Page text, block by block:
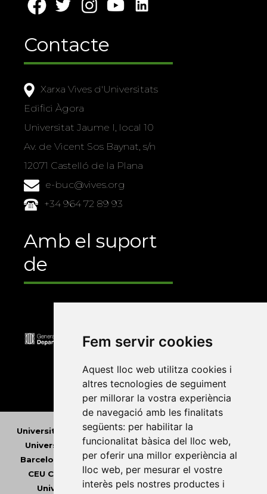
Fem servir cookies
Aquest lloc web utilitza cookies i
altres tecnologies de seguiment
per millorar la vostra experiència
de navegació amb les finalitats
següents: per habilitar la
funcionalitat bàsica del lloc web,
per oferir una millor experiència al
lloc web, per mesurar el vostre
interès pels nostres productes i
Contacte
Xarxa Vives d'Universitats
Edifici Àgora
Universitat Jaume I, local 10
Av. de Vicent Sos Baynat, s/n
12071 Castelló de la Plana
e-buc@vives.org
+34 964 72 89 93
Amb el suport
de
Universitat Abat Oliba CEU•Universitat d'Alacant
Universitat d'Andorra•Universitat Autònoma de
Barcelona
Universitat de Barcelona• Universitat
CEU Cardenal Herrera•Universitat de Girona
Universitat de les Illes Balears•Universitat